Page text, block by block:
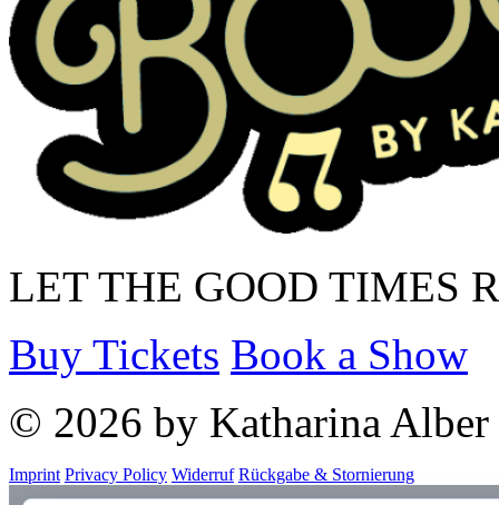
LET THE GOOD TIMES
Buy Tickets Book a Show
© 2026 by Katharina Alber
Imprint Privacy Policy Widerruf Rückgabe & Stornierung